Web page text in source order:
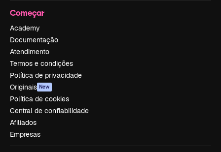
Começar
Academy
Documentação
Atendimento
Termos e condições
Política de privacidade
Originais New
Política de cookies
Central de confiabilidade
Afiliados
Empresas